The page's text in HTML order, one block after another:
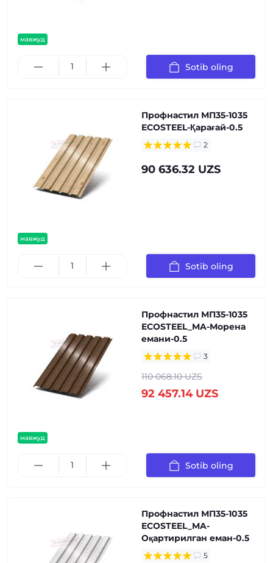
мавжуд
Sotib oling
мавжуд
Профнастил МП35-1035
ECOSTEEL-Қарағай-0.5
2
90 636.32 UZS
Sotib oling
мавжуд
Профнастил МП35-1035
ECOSTEEL_MA-Морена
емани-0.5
3
110 068.10 UZS
92 457.14 UZS
Sotib oling
Профнастил МП35-1035
ECOSTEEL_MA-
Оқартирилган еман-0.5
5